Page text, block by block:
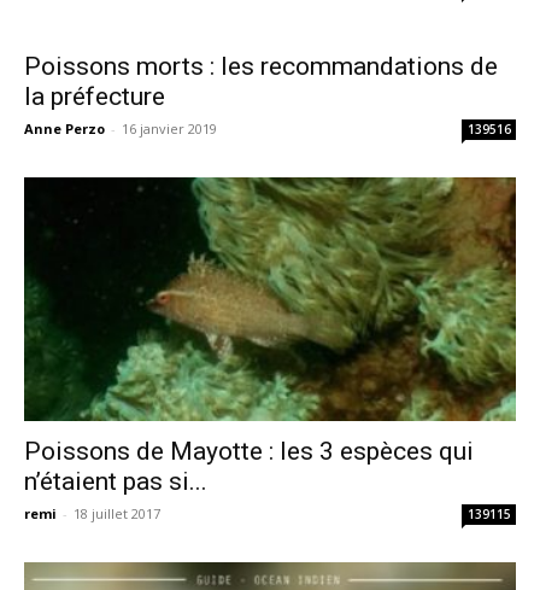
Poissons morts : les recommandations de
la préfecture
Anne Perzo - 16 janvier 2019 139516
Poissons de Mayotte : les 3 espèces qui
n’étaient pas si...
remi - 18 juillet 2017 139115